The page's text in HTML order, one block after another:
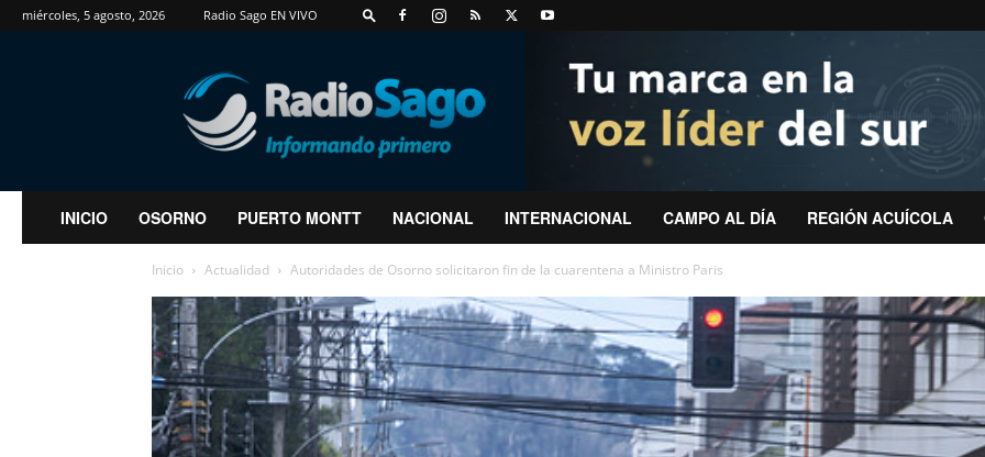
miércoles, 5 agosto, 2026 Radio Sago EN VIVO
RadioSago
INICIO OSORNO PUERTO MONTT NACIONAL INTERNACIONAL CAMPO AL DÍA REGIÓN ACUÍCOLA
Inicio Actualidad Autoridades de Osorno solicitaron fin de la cuarentena a Ministro Paris